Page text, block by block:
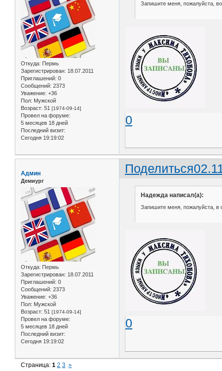
Откуда: Пермь
Зарегистрирован: 18.07.2011
Приглашений: 0
Сообщений: 2373
Уважение: +36
Пол: Мужской
Возраст: 51 [1974-09-14]
Провел на форуме:
5 месяцев 18 дней
Последний визит:
Сегодня 19:19:02
Запишите меня, пожалуйста,
0
Поделиться
Админ
Демиург
Откуда: Пермь
Зарегистрирован: 18.07.2011
Приглашений: 0
Сообщений: 2373
Уважение: +36
Пол: Мужской
Возраст: 51 [1974-09-14]
Провел на форуме:
5 месяцев 18 дней
Последний визит:
Сегодня 19:19:02
Надежда написал(а):
Запишите меня, пожалуйста, в
0
Страница:1 2 3 »